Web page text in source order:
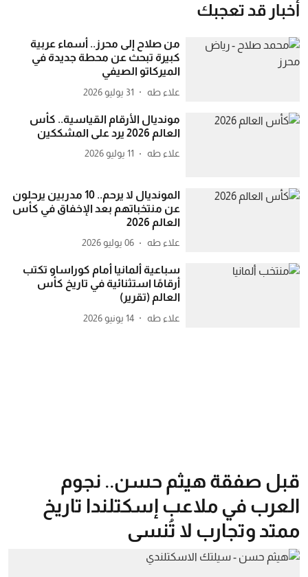
أخبار قد تعجبك
من صلاح إلى محرز.. أسماء عربية
كبيرة تبحث عن محطة جديدة في
الميركاتو الصيفي
علاء طه 31 يوليو 2026
مونديال الأرقام القياسية.. كأس
العالم 2026 يرد على المشككين
علاء طه 11 يوليو 2026
المونديال لا يرحم.. 10 مدربين يرحلون
عن منتخباتهم بعد الإخفاق في كأس
العالم 2026
علاء طه 06 يوليو 2026
سباعية ألمانيا أمام كوراساو تكتب
أرقامًا استثنائية في تاريخ كأس
العالم (تقرير)
علاء طه 14 يونيو 2026
قبل صفقة هيثم حسن.. نجوم
العرب في ملاعب إسكتلندا تاريخ
ممتد وتجارب لا تُنسى